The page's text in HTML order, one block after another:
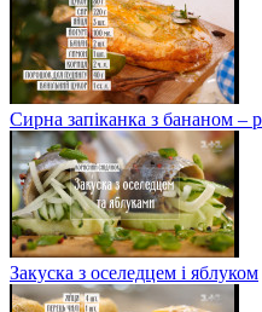
Сирна запіканка з бананом –
Закуска з оселедцем і яблуком